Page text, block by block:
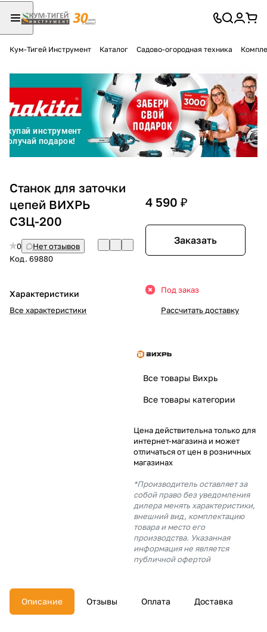
Кум-Тигей Инструмент Каталог Садово-огородная техника
Станок для заточки
цепей ВИХРЬ
СЗЦ-200
0
Нет отзывов
Код. 69880
Характеристики
Все характеристики
4 590 ₽
Заказать
Под заказ
Рассчитать доставку
Все товары Вихрь
Все товары категории
Цена действительна только для
интернет-магазина и может
отличаться от цен в розничных
магазинах
*Производитель оставляет за
собой право без уведомления
дилера менять характеристики,
внешний вид, комплектацию
товара и место его
производства. Указанная
информация не является
публичной офертой
Описание Отзывы Оплата Доставка
Разбейте
оплатуна части
без переплат
График платежей
Сегодня
в корзину
% картой любого банка
% будут
с вашей карты